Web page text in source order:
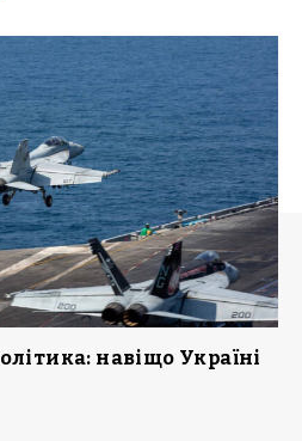
навіщо Україні